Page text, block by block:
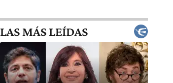
LAS MÁS LEÍDAS